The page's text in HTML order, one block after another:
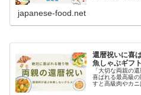
japanese-food.net
還暦祝いに喜
魚しゃぶギフト
「大切な両親の
喜ばれる最高級
すと高級肉やカ